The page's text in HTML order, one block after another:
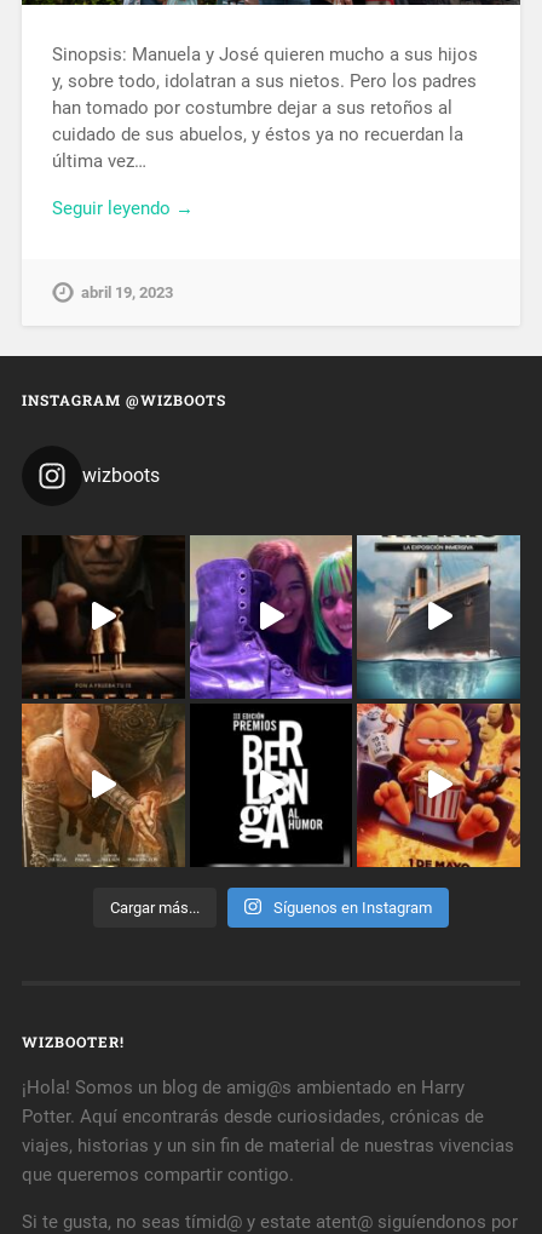
Sinopsis: Manuela y José quieren mucho a sus hijos
y, sobre todo, idolatran a sus nietos. Pero los padres
han tomado por costumbre dejar a sus retoños al
cuidado de sus abuelos, y éstos ya no recuerdan la
última vez…
Seguir leyendo →
abril 19, 2023
INSTAGRAM @WIZBOOTS
wizboots
Cargar más... Síguenos en Instagram
WIZBOOTER!
¡Hola! Somos un blog de amig@s ambientado en Harry
Potter. Aquí encontrarás desde curiosidades, crónicas de
viajes, historias y un sin fin de material de nuestras vivencias
que queremos compartir contigo.
Si te gusta, no seas tímid@ y estate atent@ siguíendonos por